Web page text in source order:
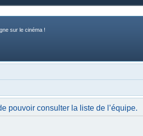
sur le cinéma !
pouvoir consulter la liste de l’équipe.